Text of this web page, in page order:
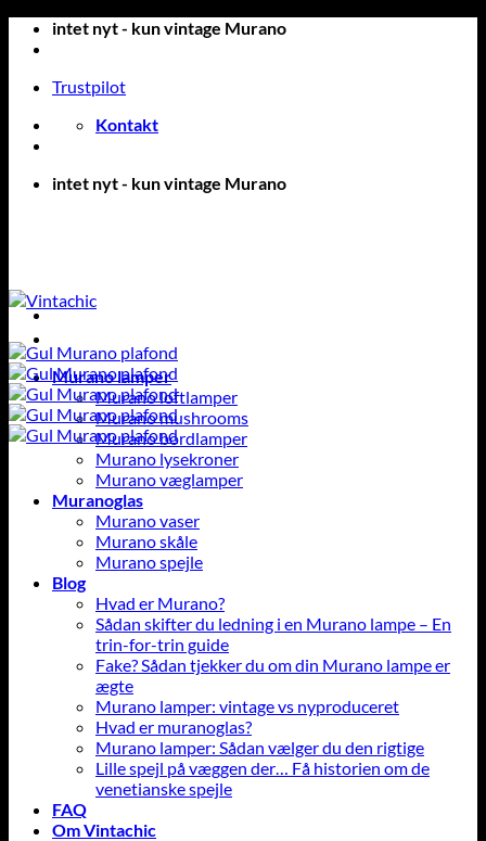
Fortsætintet nyt - kun vintage Murano
Trustpilot
Kontakt
intet nyt - kun vintage Murano
Murano lamper
Murano loftlamper
Murano mushrooms
Murano bordlamper
Murano lysekroner
Murano væglamper
Muranoglas
Murano vaser
Murano skåle
Murano spejle
Blog
Hvad er Murano?
Sådan skifter du ledning i en Murano lampe – En
trin-for-trin guide
Fake? Sådan tjekker du om din Murano lampe er
ægte
Murano lamper: vintage vs nyproduceret
Hvad er muranoglas?
Murano lamper: Sådan vælger du den rigtige
Lille spejl på væggen der… Få historien om de
venetianske spejle
FAQ
Om Vintachic